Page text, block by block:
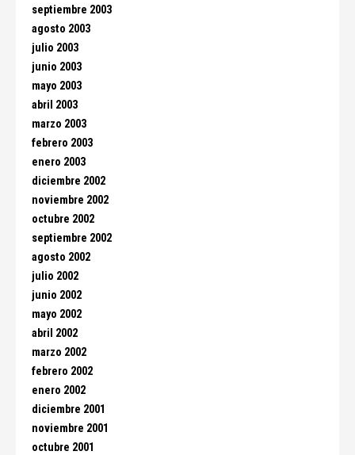
septiembre 2003
agosto 2003
julio 2003
junio 2003
mayo 2003
abril 2003
marzo 2003
febrero 2003
enero 2003
diciembre 2002
noviembre 2002
octubre 2002
septiembre 2002
agosto 2002
julio 2002
junio 2002
mayo 2002
abril 2002
marzo 2002
febrero 2002
enero 2002
diciembre 2001
noviembre 2001
octubre 2001